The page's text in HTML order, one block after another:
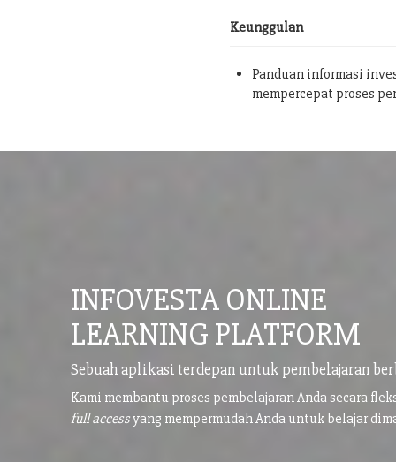
Keunggulan
Panduan informasi
mempercepat proses
INFOVESTA ONLINE
LEARNING PLATFORM
Sebuah aplikasi terdepan untuk pembelajaran
Kami membantu proses pembelajaran Anda secara
full accessyang mempermudah Anda untuk belajar